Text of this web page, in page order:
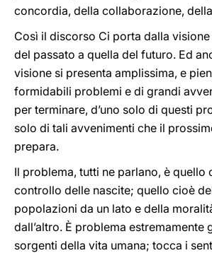
concordia, della collaborazione,
Così il discorso Ci porta dalla
del passato a quella del futuro. Ed
visione si presenta amplissima, e
formidabili problemi e di grandi
per terminare, d’uno solo di questi
solo di tali avvenimenti che il
prepara.
Il problema, tutti ne parlano, è quello
controllo delle nascite; quello cioè
popolazioni da un lato e della
dall’altro. È problema estremamente
sorgenti della vita umana; tocca i